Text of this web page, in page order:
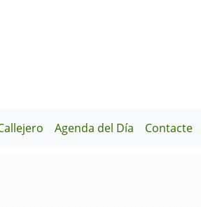
Agenda del Día Contacte